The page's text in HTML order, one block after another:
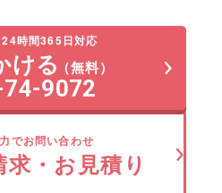
時間365日対応
ける（無料）
9072
でお問い合わせ
求・お見積り